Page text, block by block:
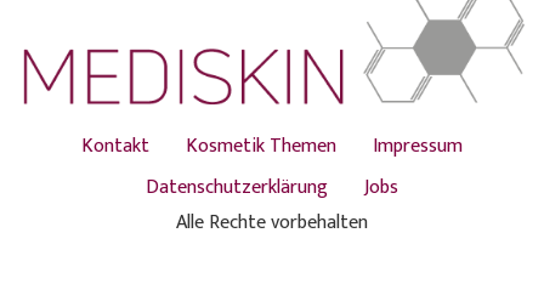
Kontakt Kosmetik Themen
Impressum
Datenschutzerklärung
Jobs
Alle Rechte vorbehalten